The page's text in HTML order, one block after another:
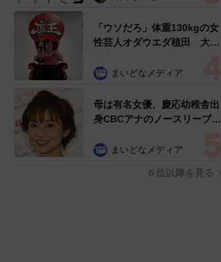
ぬ申し出【漫画】
「ウソだろ」体重130kgの女
性芸人オダウエダ植田 大学
で」 まいどなメディア
母は有名女優、慶応幼稚舎出
身CBCアナのノースリーブ姿
る」「天使の笑顔」
まいどなメディア
６位以降を見る